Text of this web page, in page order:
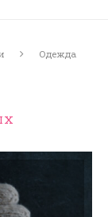
Одежда